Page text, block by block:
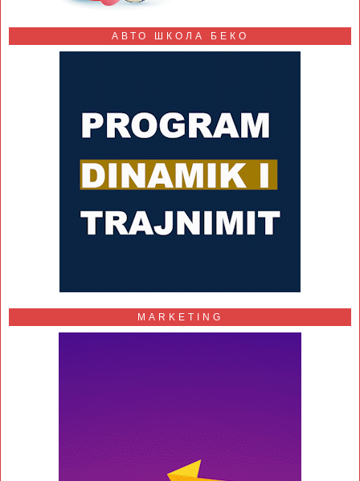
АВТО ШКОЛА БЕКО
MARKETING